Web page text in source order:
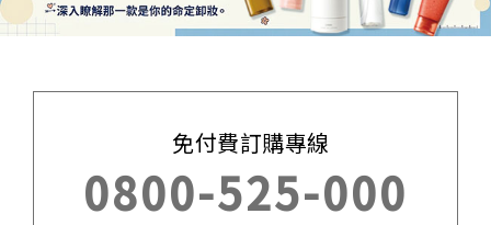
免付費訂購專線
0800-525-000